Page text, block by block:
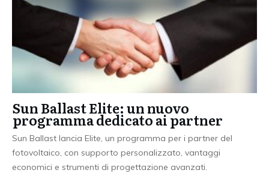
Sun Ballast Elite: un nuovo
programma dedicato ai partner
Sun Ballast lancia Elite, un programma per i partner del
fotovoltaico, con supporto personalizzato, vantaggi
economici e strumenti di progettazione avanzati.